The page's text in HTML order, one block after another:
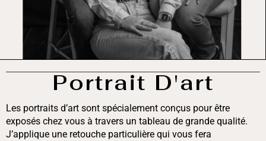
Portrait D'art
Les portraits d’art sont spécialement conçus pour être
exposés chez vous à travers un tableau de grande qualité.
J’applique une retouche particulière qui vous fera